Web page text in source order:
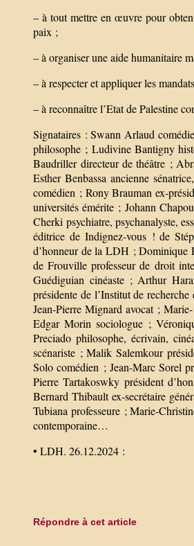
– à tout mettre en œuvre pour
paix ;
– à organiser une aide humanitaire
– à respecter et appliquer les
– à reconnaître l’Etat de Palestine
Signataires : Swann Arlaud
philosophe ; Ludivine Bantigny
Baudriller directeur de théâtre ;
Esther Benbassa ancienne
comédien ; Rony Brauman ex-
universités émérite ; Johann
Cherki psychiatre, psychanalyste,
éditrice de Indignez-vous ! de
d’honneur de la LDH ; Dominique
de Frouville professeur de droit
Guédiguian cinéaste ; Arthur
présidente de l’Institut de
Jean-Pierre Mignard avocat ;
Edgar Morin sociologue ;
Preciado philosophe, écrivain,
scénariste ; Malik Salemkour
Solo comédien ; Jean-Marc Sorel
Pierre Tartakoswky président
Bernard Thibault ex-secrétaire
Tubiana professeure ; Marie-
contemporaine…
• LDH. 26.12.2024 :
Répondre à cet article